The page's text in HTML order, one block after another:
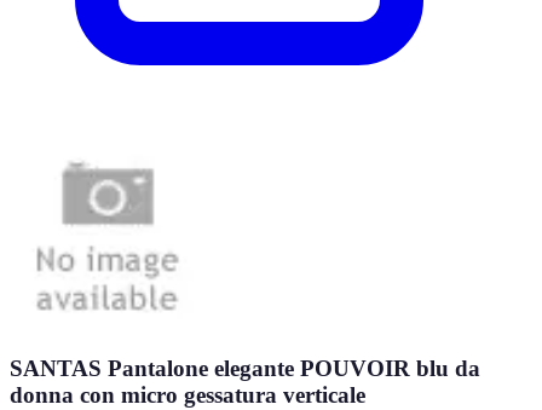
SANTAS Pantalone elegante POUVOIR blu da
donna con micro gessatura verticale